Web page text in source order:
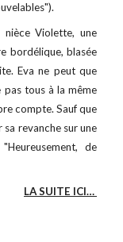
nièce Violette, une
bordélique, blasée
Eva ne peut que
pas tous à la même
compte. Sauf que
sa revanche sur une
de
LA SUITE ICI…